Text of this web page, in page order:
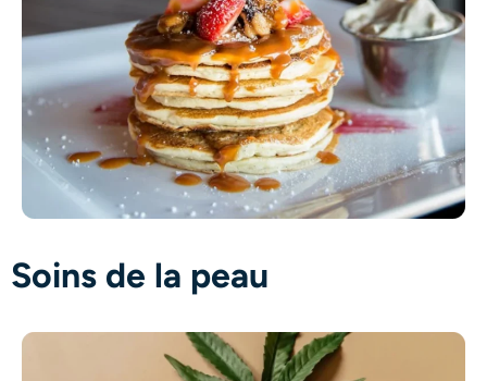
Soins de la peau